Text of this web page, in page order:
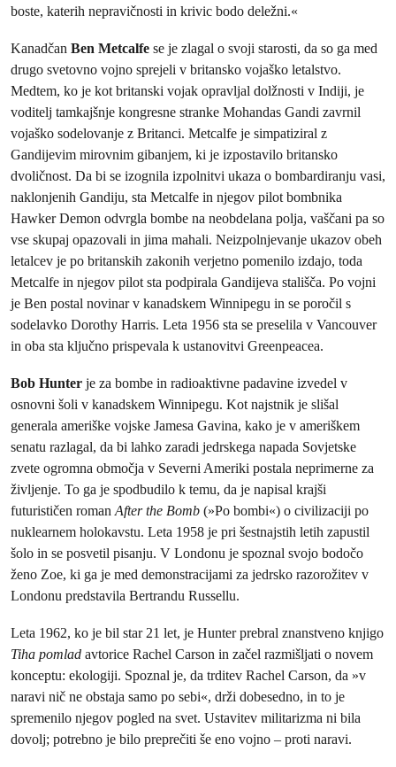
boste, katerih nepravičnosti in krivic bodo deležni.«
Kanadčan Ben Metcalfe se je zlagal o svoji starosti, da so ga med
drugo svetovno vojno sprejeli v britansko vojaško letalstvo.
Medtem, ko je kot britanski vojak opravljal dolžnosti v Indiji, je
voditelj tamkajšnje kongresne stranke Mohandas Gandi zavrnil
vojaško sodelovanje z Britanci. Metcalfe je simpatiziral z
Gandijevim mirovnim gibanjem, ki je izpostavilo britansko
dvoličnost. Da bi se izognila izpolnitvi ukaza o bombardiranju vasi,
naklonjenih Gandiju, sta Metcalfe in njegov pilot bombnika
Hawker Demon odvrgla bombe na neobdelana polja, vaščani pa so
vse skupaj opazovali in jima mahali. Neizpolnjevanje ukazov obeh
letalcev je po britanskih zakonih verjetno pomenilo izdajo, toda
Metcalfe in njegov pilot sta podpirala Gandijeva stališča. Po vojni
je Ben postal novinar v kanadskem Winnipegu in se poročil s
sodelavko Dorothy Harris. Leta 1956 sta se preselila v Vancouver
in oba sta ključno prispevala k ustanovitvi Greenpeacea.
Bob Hunter je za bombe in radioaktivne padavine izvedel v
osnovni šoli v kanadskem Winnipegu. Kot najstnik je slišal
generala ameriške vojske Jamesa Gavina, kako je v ameriškem
senatu razlagal, da bi lahko zaradi jedrskega napada Sovjetske
zvete ogromna območja v Severni Ameriki postala neprimerne za
življenje. To ga je spodbudilo k temu, da je napisal krajši
futurističen romanAfter the Bomb (»Po bombi«) o civilizaciji po
nuklearnem holokavstu. Leta 1958 je pri šestnajstih letih zapustil
šolo in se posvetil pisanju. V Londonu je spoznal svojo bodočo
ženo Zoe, ki ga je med demonstracijami za jedrsko razorožitev v
Londonu predstavila Bertrandu Russellu.
Leta 1962, ko je bil star 21 let, je Hunter prebral znanstveno knjigo
Tiha pomlad avtorice Rachel Carson in začel razmišljati o novem
konceptu: ekologiji. Spoznal je, da trditev Rachel Carson, da »v
naravi nič ne obstaja samo po sebi«, drži dobesedno, in to je
spremenilo njegov pogled na svet. Ustavitev militarizma ni bila
dovolj; potrebno je bilo preprečiti še eno vojno ­– proti naravi.